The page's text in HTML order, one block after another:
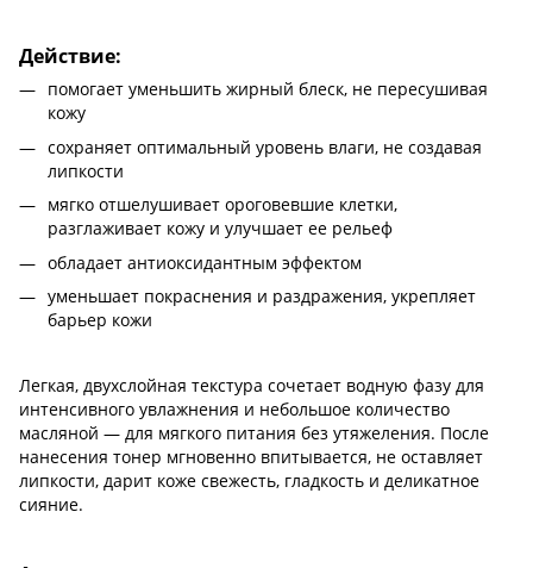
Действие:
помогает уменьшить жирный блеск, не пересушивая
кожу
сохраняет оптимальный уровень влаги, не создавая
липкости
мягко отшелушивает ороговевшие клетки,
разглаживает кожу и улучшает ее рельеф
обладает антиоксидантным эффектом
уменьшает покраснения и раздражения, укрепляет
барьер кожи
Легкая, двухслойная текстура сочетает водную фазу для
интенсивного увлажнения и небольшое количество
масляной — для мягкого питания без утяжеления. После
нанесения тонер мгновенно впитывается, не оставляет
липкости, дарит коже свежесть, гладкость и деликатное
сияние.